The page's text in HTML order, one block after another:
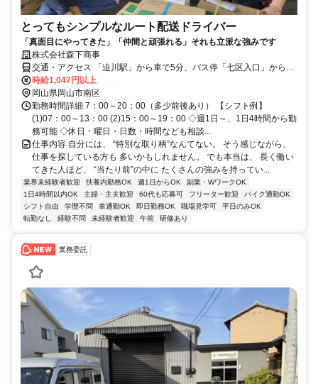
とってもシンプルなルート配送ドライバー
「真面目にやってきた」「仲間と頑張れる」それも立派な強みです
株式会社森下商事
交通・アクセス 「迫川駅」から車で5分、バス停「七区入口」から徒
歩5分
時給1,047円以上
岡山県岡山市南区
勤務時間詳細 7：00～20：00（多少前後あり） 【シフト例】
(1)07：00～13：00 (2)15：00～19：00 ◇週1日～、1日4時間から勤
務可能 ◇休日・曜日・日数・時間なども相談...
仕事内容 自分には、 “特別な取り柄”なんてない。 そう感じながら、
仕事を探している方も 多いかもしれません。 でも本当は、 長く働い
てきた人ほど、 “当たり前”の中に たくさんの強みを持ってい...
業界未経験者歓迎 扶養内勤務OK 週1日からOK
副業・WワークOK
1日4時間以内OK
主婦・主夫歓迎 60代も応募可 フリーター歓迎
バイク通勤OK
シフト自由
学歴不問 車通勤OK 即日勤務OK 職場見学可
平日のみOK
転勤なし
経験不問 未経験者歓迎 午前 研修あり
業務委託